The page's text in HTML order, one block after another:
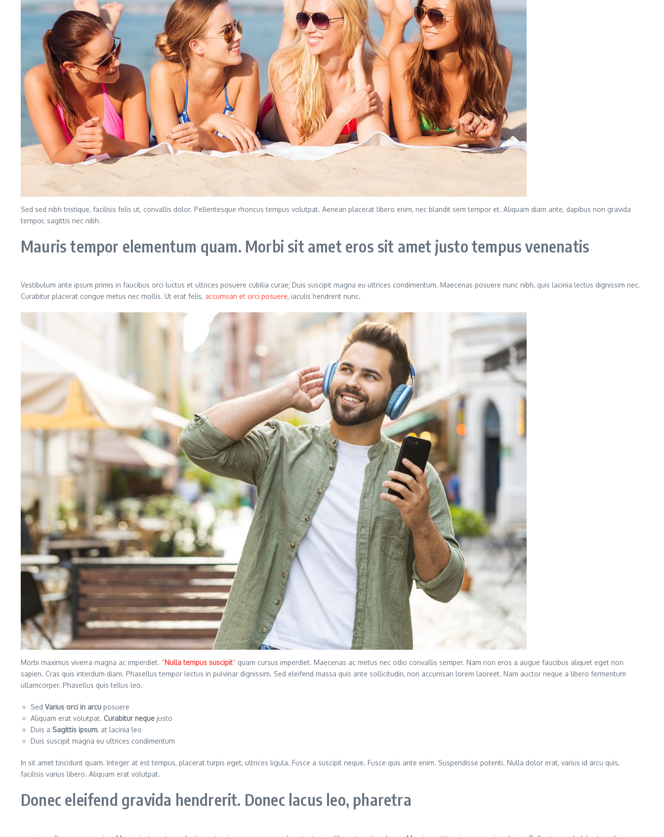
Sed sed nibh tristique, facilisis felis ut, convallis dolor. Pellentesque rhoncus tempus volutpat. Aenean placerat libero enim, nec blandit sem tempor et. Aliquam diam ante, dapibus non gravida
tempor, sagittis nec nibh.
Mauris tempor elementum quam. Morbi sit amet eros sit amet justo tempus venenatis
Vestibulum ante ipsum primis in faucibus orci luctus et ultrices posuere cubilia curae; Duis suscipit magna eu ultrices condimentum. Maecenas posuere nunc nibh, quis lacinia lectus dignissim nec.
Curabitur placerat congue metus nec mollis. Ut erat felis, accumsan et orci posuere, iaculis hendrerit nunc.
Morbi maximus viverra magna ac imperdiet. “Nulla tempus suscipit“ quam cursus imperdiet. Maecenas ac metus nec odio convallis semper. Nam non eros a augue faucibus aliquet eget non
sapien. Cras quis interdum diam. Phasellus tempor lectus in pulvinar dignissim. Sed eleifend massa quis ante sollicitudin, non accumsan lorem laoreet. Nam auctor neque a libero fermentum
ullamcorper. Phasellus quis tellus leo.
Sed Varius orci in arcu posuere
Aliquam erat volutpat. Curabitur neque justo
Duis a Sagittis ipsum, at lacinia leo
Duis suscipit magna eu ultrices condimentum
In sit amet tincidunt quam. Integer at est tempus, placerat turpis eget, ultrices ligula. Fusce a suscipit neque. Fusce quis ante enim. Suspendisse potenti. Nulla dolor erat, varius id arcu quis,
facilisis varius libero. Aliquam erat volutpat.
Donec eleifend gravida hendrerit. Donec lacus leo, pharetra